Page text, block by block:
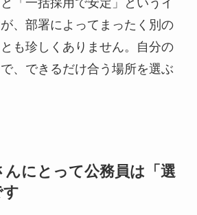
「一括採用で安定」というイ
、部署によってまったく別の
も珍しくありません。自分の
、できるだけ合う場所を選ぶ
んにとって公務員は「選
す